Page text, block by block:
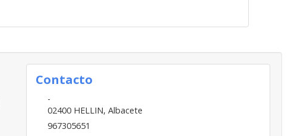
Contacto
-
02400 HELLIN, Albacete
967305651